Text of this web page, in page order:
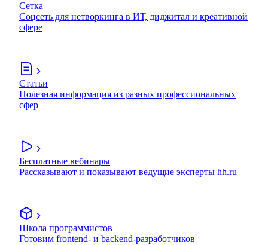
Сетка
Соцсеть для нетворкинга в ИТ, диджитал и креативной
сфере
Статьи
Полезная информация из разных профессиональных
сфер
Бесплатные вебинары
Рассказывают и показывают ведущие эксперты hh.ru
Школа программистов
Готовим frontend- и backend-разработчиков